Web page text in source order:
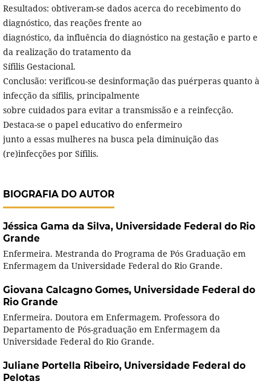
Resultados: obtiveram-se dados acerca do recebimento do
diagnóstico, das reações frente ao
diagnóstico, da influência do diagnóstico na gestação e parto e
da realização do tratamento da
Sífilis Gestacional.
Conclusão: verificou-se desinformação das puérperas quanto à
infecção da sífilis, principalmente
sobre cuidados para evitar a transmissão e a reinfecção.
Destaca-se o papel educativo do enfermeiro
junto a essas mulheres na busca pela diminuição das
(re)infecções por Sífilis.
BIOGRAFIA DO AUTOR
Jéssica Gama da Silva, Universidade Federal do Rio
Grande
Enfermeira. Mestranda do Programa de Pós Graduação em
Enfermagem da Universidade Federal do Rio Grande.
Giovana Calcagno Gomes, Universidade Federal do
Rio Grande
Enfermeira. Doutora em Enfermagem. Professora do
Departamento de Pós-graduação em Enfermagem da
Universidade Federal do Rio Grande.
Juliane Portella Ribeiro, Universidade Federal do
Pelotas